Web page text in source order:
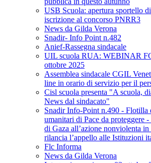
USB Scuola: apertura sportello
iscrizione al concorso PNRR3
News da Gilda Verona
Snadir- Info Point n.482
Anief-Rassegna sindacale
UIL scuola RUA: WEBINAR
ottobre 2025
Assemblea sindacale CGIL
line in orario di servizio per il
Cisl scuola presenta "A scuola,
News dal sindacato"
Snadir Info-Point n.490 -
umanitari di Pace da proteggere
di Gaza all’azione nonviolenta
rilancia l’appello alle Istituzioni
Flc Informa
News da Gilda Verona